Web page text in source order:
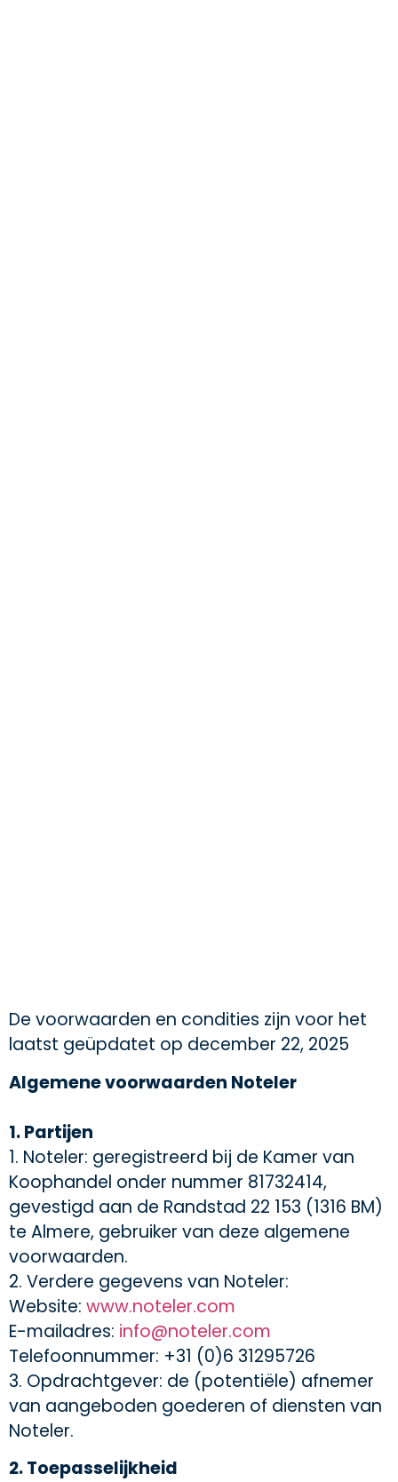
De voorwaarden en condities zijn voor het
laatst geüpdatet op december 22, 2025
Algemene voorwaarden Noteler
1. Partijen
1. Noteler: geregistreerd bij de Kamer van
Koophandel onder nummer 81732414,
gevestigd aan de Randstad 22 153 (1316 BM)
te Almere, gebruiker van deze algemene
voorwaarden.
2. Verdere gegevens van Noteler:
Website: www.noteler.com
E-mailadres: info@noteler.com
Telefoonnummer: +31 (0)6 31295726
3. Opdrachtgever: de (potentiële) afnemer
van aangeboden goederen of diensten van
Noteler.
2. Toepasselijkheid